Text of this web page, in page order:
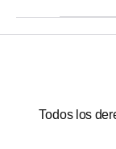
Todos los